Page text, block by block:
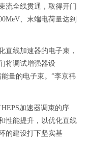
流全线贯通，取得开门
、末端电荷量达到
线加速器的电子束，
将调试增强器设
量的电子束。”李京祎
加速器调束的序
性能提升，以优化直线
的建设打下坚实基